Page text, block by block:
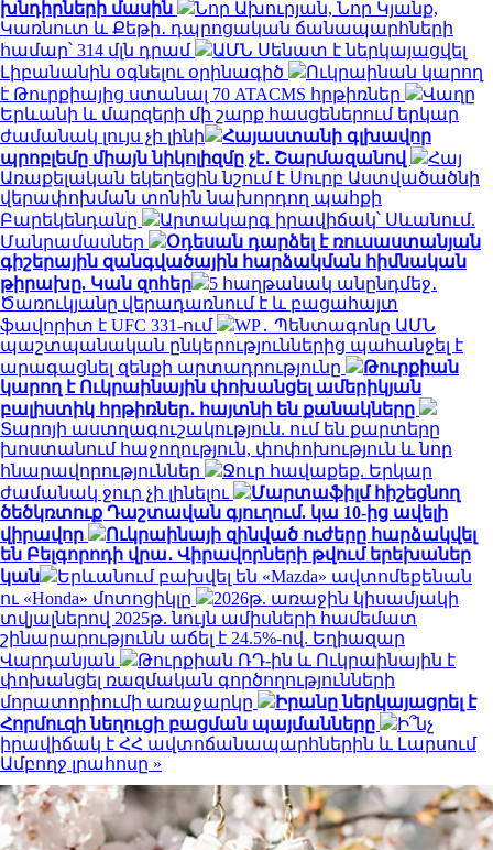
խնդիրների մասին
Նոր Ախուրյան, Նոր Կյանք,
Կառնուտ և Քեթի․ դպրոցական ճանապարհների
համար՝ 314 մլն դրամ
ԱՄՆ Սենատ է ներկայացվել
Լիբանանին օգնելու օրինագիծ
Ուկրաինան կարող
է Թուրքիայից ստանալ 70 ATACMS հրթիռներ
Վաղը
Երևանի և մարզերի մի շարք հասցեներում երկար
ժամանակ լույս չի լինի
Հայաստանի գլխավոր
պրոբլեմը միայն նիկոլիզմը չէ․ Շարմազանով
Հայ
Առաքելական եկեղեցին նշում է Սուրբ Աստվածածնի
վերափոխման տոնին նախորդող պահքի
Բարեկենդանը
Արտակարգ իրավիճակ՝ Սևանում.
Մանրամասներ
Օդեսան դարձել է ռուսաստանյան
գիշերային զանգվածային հարձակման հիմնական
թիրախը. Կան զոհեր
5 հաղթանակ անընդմեջ․
Ծառուկյանը վերադառնում է և բացահայտ
ֆավորիտ է UFC 331-ում
WP․ Պենտագոնը ԱՄՆ
պաշտպանական ընկերություններից պահանջել է
արագացնել զենքի արտադրությունը
Թուրքիան
կարող է Ուկրաինային փոխանցել ամերիկյան
բալիստիկ հրթիռներ․ հայտնի են քանակները
Տարոյի աստղագուշակություն. ում են քարտերը
խոստանում հաջողություն, փոփոխություն և նոր
հնարավորություններ
Ջուր հավաքեք. Երկար
ժամանակ ջուր չի լինելու
Մարտաֆիլմ հիշեցնող
ծեծկռտուք Դաշտավան գյուղում. կա 10-ից ավելի
վիրավոր
Ուկրաինայի զինված ուժերը հարձակվել
են Բելգորոդի վրա․ Վիրավորների թվում երեխաներ
կան
Երևանում բախվել են «Mazda» ավտոմեքենան
ու «Honda» մոտոցիկլը
2026թ. առաջին կիսամյակի
տվյալներով 2025թ. նույն ամիսների համեմատ
շինարարությունն աճել է 24.5%-ով. Եղիազար
Վարդանյան
Թուրքիան ՌԴ-ին և Ուկրաինային է
փոխանցել ռազմական գործողությունների
մորատորիումի առաջարկը
Իրանը ներկայացրել է
Հորմուզի նեղուցի բացման պայմանները
Ի՞նչ
իրավիճակ է ՀՀ ավտոճանապարհներին և Լարսում
Ամբողջ լրահոսը »